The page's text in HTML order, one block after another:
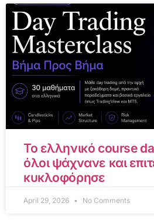
Το ελληνικό course
όλοι ψάχνανε και
κυκλοφόρησε
April 29, 2026 No Comments